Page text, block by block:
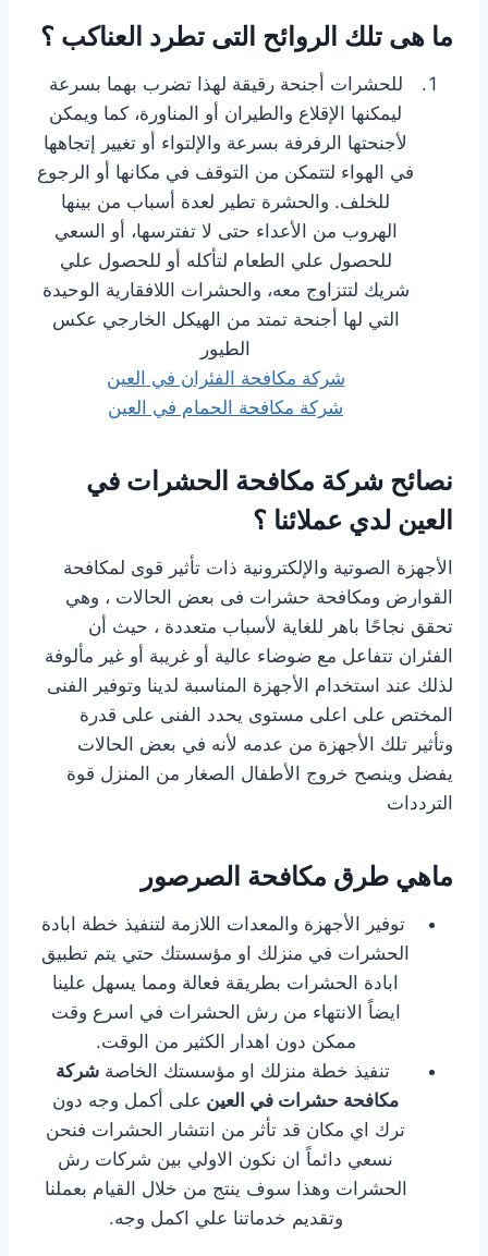
ما هى تلك الروائح التى تطرد العناكب ؟
للحشرات أجنحة رقيقة لهذا تضرب بهما بسرعة
ليمكنها الإقلاع والطيران أو المناورة، كما ويمكن
لأجنحتها الرفرفة بسرعة والإلتواء أو تغيير إتجاهها
في الهواء لتتمكن من التوقف في مكانها أو الرجوع
للخلف. والحشرة تطير لعدة أسباب من بينها
الهروب من الأعداء حتى لا تفترسها، أو السعي
للحصول علي الطعام لتأكله أو للحصول علي
شريك لتتزاوج معه، والحشرات اللافقارية الوحيدة
التي لها أجنحة تمتد من الهيكل الخارجي عكس
الطيور
شركة مكافحة الفئران في العين
شركة مكافحة الحمام في العين
نصائح شركة مكافحة الحشرات في
العين لدي عملائنا ؟
الأجهزة الصوتية والإلكترونية ذات تأثير قوى لمكافحة
القوارض ومكافحة حشرات فى بعض الحالات ، وهي
تحقق نجاحًا باهر للغاية لأسباب متعددة ، حيث أن
الفئران تتفاعل مع ضوضاء عالية أو غريبة أو غير مألوفة
لذلك عند استخدام الأجهزة المناسبة لدينا وتوفير الفنى
المختص على اعلى مستوى يحدد الفنى على قدرة
وتأثير تلك الأجهزة من عدمه لأنه في بعض الحالات
يفضل وينصح خروج الأطفال الصغار من المنزل قوة
الترددات
ماهي طرق مكافحة الصرصور
توفير الأجهزة والمعدات اللازمة لتنفيذ خطة ابادة
الحشرات في منزلك او مؤسستك حتي يتم تطبيق
ابادة الحشرات بطريقة فعالة ومما يسهل علينا
ايضاً الانتهاء من رش الحشرات في اسرع وقت
ممكن دون اهدار الكثير من الوقت.
تنفيذ خطة منزلك او مؤسستك الخاصة شركة
مكافحة حشرات في العين على أكمل وجه دون
ترك اي مكان قد تأثر من انتشار الحشرات فنحن
نسعي دائماً ان نكون الاولي بين شركات رش
الحشرات وهذا سوف ينتج من خلال القيام بعملنا
وتقديم خدماتنا علي اكمل وجه.